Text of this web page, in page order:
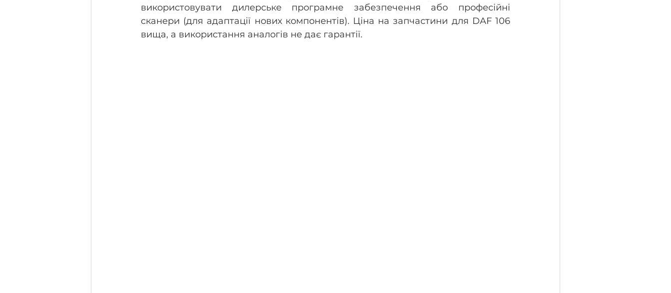
використовувати дилерське програмне забезпечення або професійні
сканери (для адаптації нових компонентів). Ціна на запчастини для DAF 106
вища, а використання аналогів не дає гарантії.